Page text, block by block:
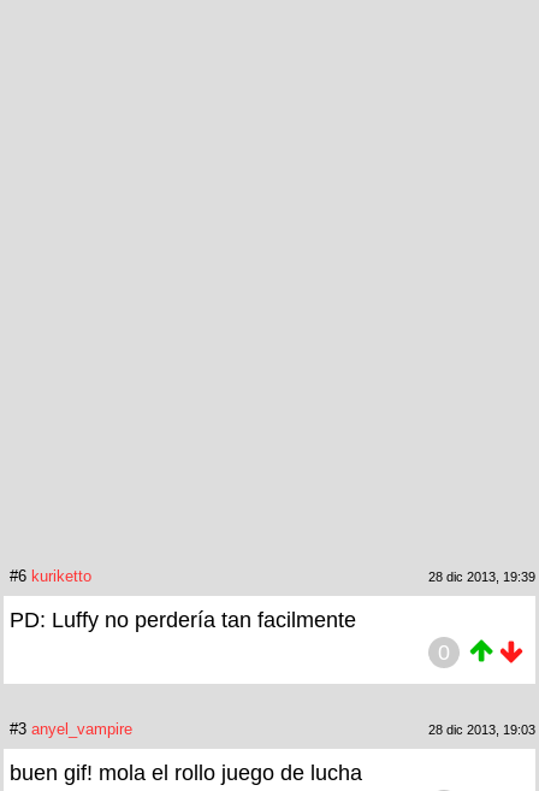
#6 kuriketto 28 dic 2013, 19:39
PD: Luffy no perdería tan facilmente
0
#3 anyel_vampire 28 dic 2013, 19:03
buen gif! mola el rollo juego de lucha